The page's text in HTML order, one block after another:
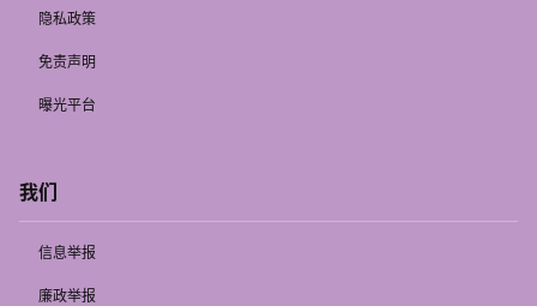
隐私政策
免责声明
曝光平台
我们
信息举报
廉政举报